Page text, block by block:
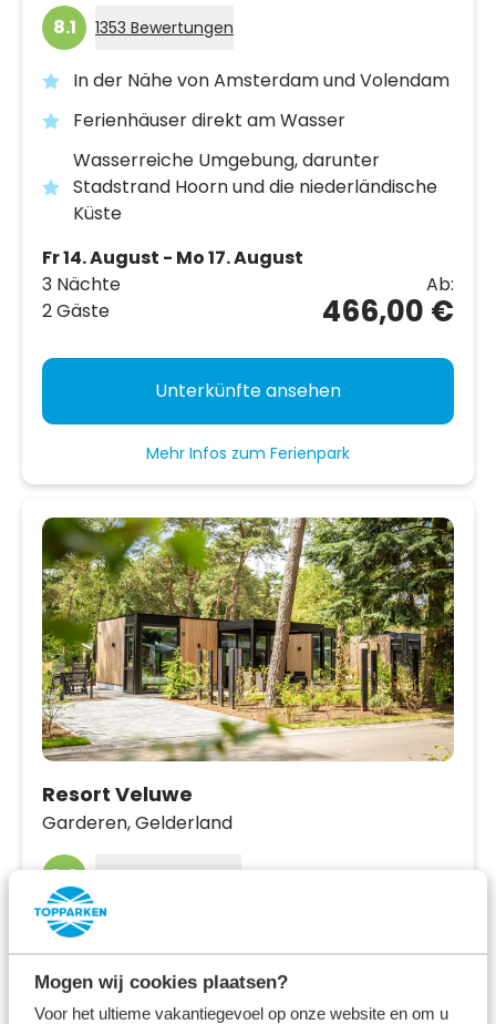
Mogen wij cookies plaatsen?
Voor het ultieme vakantiegevoel op onze website en om u
8.1 1353 Bewertungen
In der Nähe von Amsterdam und Volendam
Ferienhäuser direkt am Wasser
Wasserreiche Umgebung, darunter
Stadstrand Hoorn und die niederländische
Küste
Fr 14. August - Mo 17. August
3 Nächte
2 Gäste
Ab:
466,00 €
Unterkünfte ansehen
Mehr Infos zum Ferienpark
Resort Veluwe
Garderen,Gelderland
8.6 2077 Bewertungen
Luxuriöses Ferienresort am Waldrand
Moderne Ferienhäuser
Schwimmbäder, Bowling, Restaurant,